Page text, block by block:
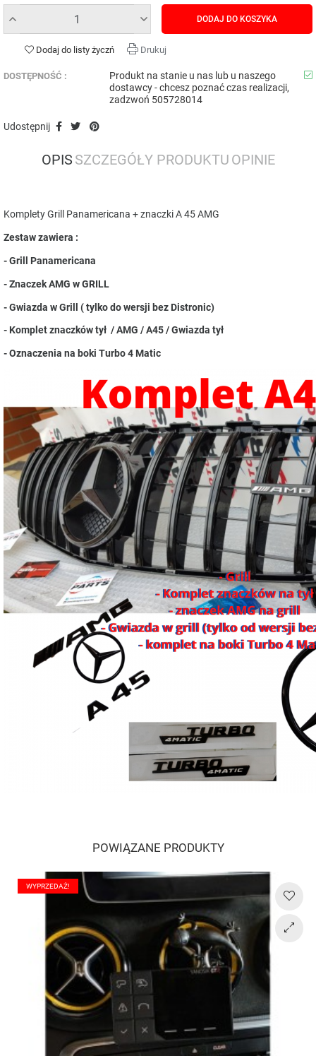
DODAJ DO KOSZYKA
Dodaj do listy życzń Drukuj
DOSTĘPNOŚĆ :
Produkt na stanie u nas lub u naszego
dostawcy - chcesz poznać czas realizacji,
zadzwoń 505728014
Udostępnij
OPIS SZCZEGÓŁY PRODUKTU OPINIE
Komplety Grill Panamericana + znaczki A 45 AMG
Zestaw zawiera :
- Grill Panamericana
- Znaczek AMG w GRILL
- Gwiazda w Grill ( tylko do wersji bez Distronic)
- Komplet znaczków tył / AMG / A45 / Gwiazda tył
- Oznaczenia na boki Turbo 4 Matic
POWIĄZANE PRODUKTY
WYPRZEDAŻ!